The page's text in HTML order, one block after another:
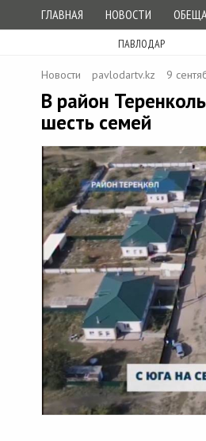
ГЛАВНАЯ НОВОСТИ
ПАВЛОДАР
Новости pavlodartv.kz 9
В район
шесть семей